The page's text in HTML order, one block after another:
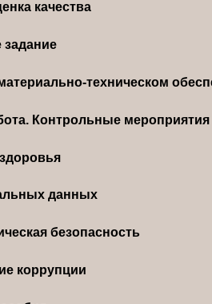
качества
задание
техническом
Контрольные мероприятия
данных
безопасность
коррупции